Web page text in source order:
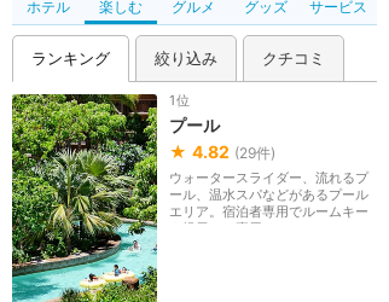
ホテル 楽しむ グルメ グッズ サービス
ランキング 絞り込み クチコミ
1位
プール
★ 4.82 (29件)
ウォータースライダー、流れるプ
ール、温水スパなどがあるプール
エリア。宿泊者専用でルームキー
を提示して専用バ...